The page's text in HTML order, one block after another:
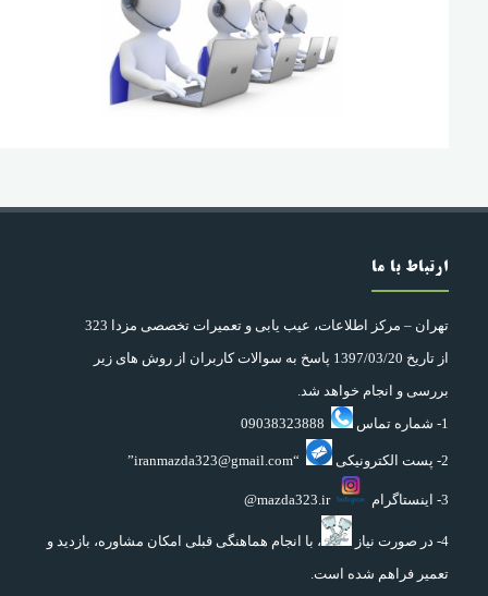
ارتباط با ما
تهران – مرکز اطلاعات، عیب یابی و تعمیرات تخصصی مزدا 323
از تاریخ 1397/03/20 پاسخ به سوالات کاربران از روش های زیر
بررسی و انجام خواهد شد.
1- شماره تماس
2- پست الکترونیکی “iranmazda323@gmail.com”
3- اینستاگرام mazda323.ir@
4- در صورت نیاز
، با انجام هماهنگی قبلی امکان مشاوره، بازدید و
تعمیر فراهم شده است.